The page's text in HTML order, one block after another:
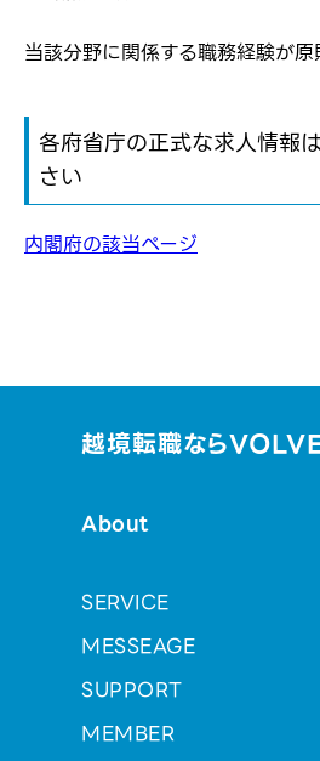
当該分野に関係する職務経験が原
各府省庁の正式な求人情報
さい
内閣府の該当ページ
越境転職なら
About
SERVICE
MESSEAGE
SUPPORT
MEMBER